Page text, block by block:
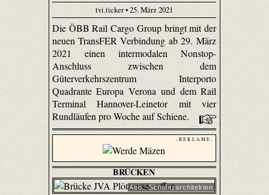
tvi.ticker • 25. März 2021
Die ÖBB Rail Cargo Group bringt mit der
neuen TransFER Verbindung ab 29. März
2021 einen intermodalen Nonstop-
Anschluss zwischen dem
Güterverkehrszentrum Interporto
Quadrante Europa Verona und dem Rail
Terminal Hannover-Leinetor mit vier
Rundläufen pro Woche auf Schiene.
- R E K L A M E -
BRÜCKEN
Abb.: Schulitzarchitekten